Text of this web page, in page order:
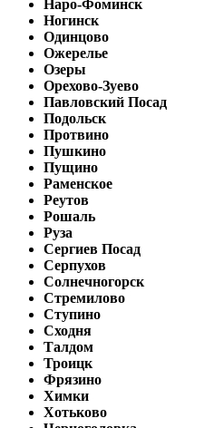
Наро-Фоминск
Ногинск
Одинцово
Ожерелье
Озеры
Орехово-Зуево
Павловский Посад
Подольск
Протвино
Пушкино
Пущино
Раменское
Реутов
Рошаль
Руза
Сергиев Посад
Серпухов
Солнечногорск
Стремилово
Ступино
Сходня
Талдом
Троицк
Фрязино
Химки
Хотьково